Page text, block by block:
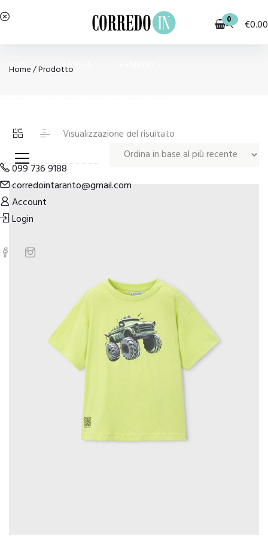
0 €0.00
OUTLET BAMBINA
PIGIAMI E HOMEWEAR COSTUMI E MODA MARE
099 736 9188
corredointaranto@gmail.com
Account
Login
Home/ Prodotto
Visualizzazione del risultato